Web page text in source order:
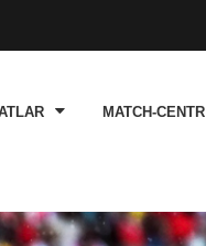
MATCH-CENTR